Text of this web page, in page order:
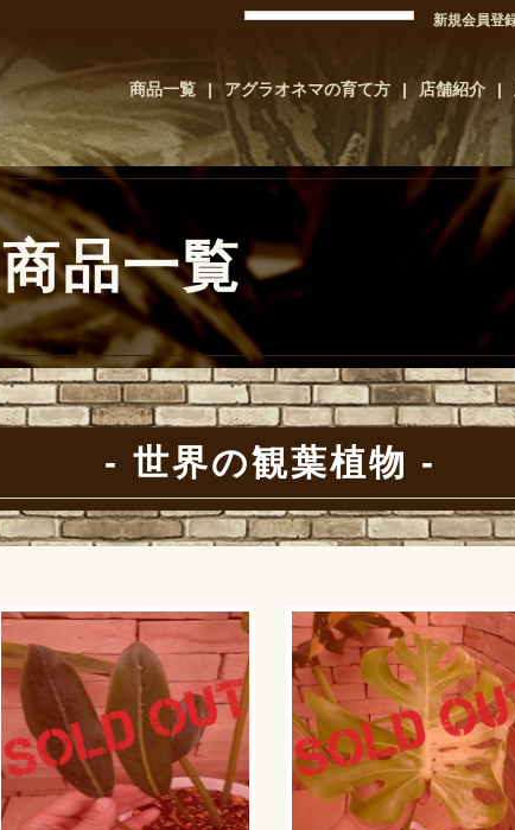
新規会員登
商品一覧 アグラオネマの育て方 店舗紹介
商品一覧
世界の観葉植物